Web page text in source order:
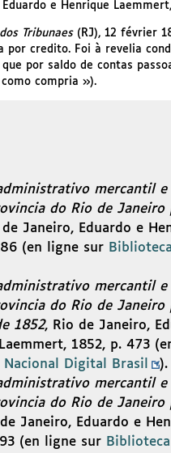
e Henrique
Tribunaes(RJ), 12 février
por credito. Foi à revelia
por saldo de contas
como compria »).
mercantil
do Rio de Janeiro
Janeiro, Eduardo e
(en ligne sur
mercantil
do Rio de Janeiro
1852, Rio de Janeiro,
1852, p. 473
Nacional Digital Brasil
).
mercantil
do Rio de Janeiro
Janeiro, Eduardo e
(en ligne sur